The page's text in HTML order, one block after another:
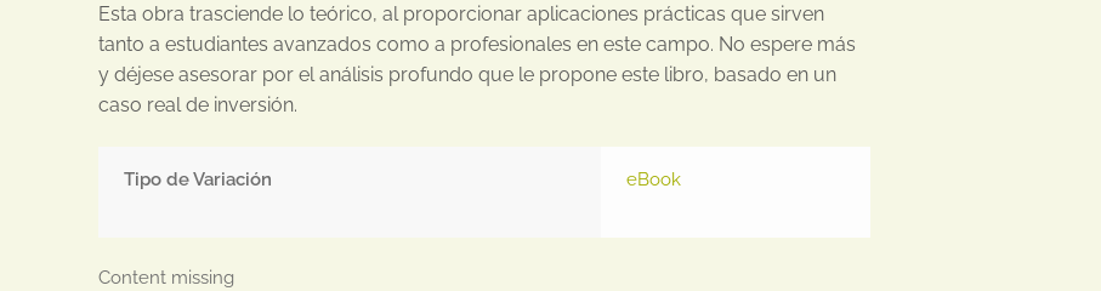
Esta obra trasciende lo teórico, al proporcionar aplicaciones prácticas que sirven
tanto a estudiantes avanzados como a profesionales en este campo. No espere más
y déjese asesorar por el análisis profundo que le propone este libro, basado en un
caso real de inversión.
Tipo de Variación eBook
Content missing